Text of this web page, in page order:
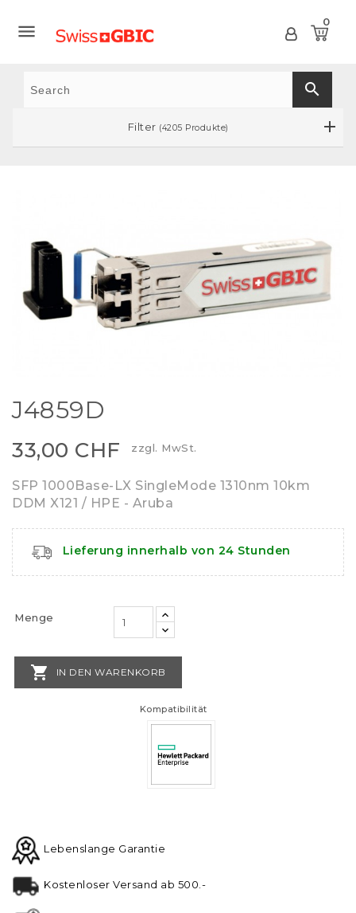
 0
search
Filter (4205 Produkte)
J4859D
33,00 CHF zzgl. MwSt.
SFP 1000Base-LX SingleMode 1310nm 10km
DDM X121 / HPE - Aruba
Lieferung innerhalb von 24 Stunden
Menge
 IN DEN WARENKORB
Kompatibilität
Lebenslange Garantie
Kostenloser Versand ab 500.-